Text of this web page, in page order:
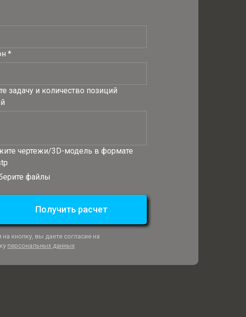
*
задачу и количество позиций
чертежи/3D-модель в формате
файлы
Получить расчет
кнопку, вы даете согласие на
персональных данных